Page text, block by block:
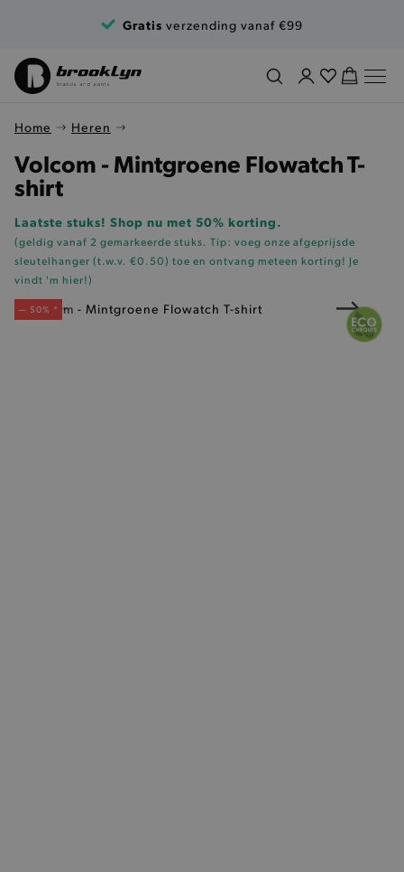
Gratis verzending vanaf €99
Home Heren
Volcom - Mintgroene Flowatch T-
shirt
Laatste stuks! Shop nu met 50% korting.
(geldig vanaf 2 gemarkeerde stuks. Tip: voeg onze afgeprijsde
sleutelhanger (t.w.v. €0.50) toe en ontvang meteen korting! Je
vindt 'm hier!)
— 50% *